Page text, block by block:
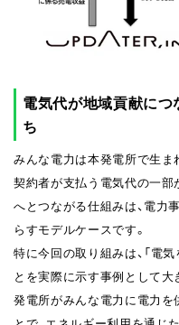
電気代が地域貢献に
ち
みんな電力は本発電所で生ま
契約者が支払う電気代の一部
へとつながる仕組みは、電力
らすモデルケースです。
特に今回の取り組みは、「電
とを実際に示す事例として大
発電所がみんな電力に電力を